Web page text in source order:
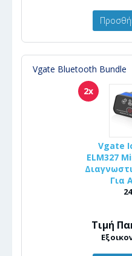
Vgate Bluetooth Bundle
2x
Vgate
ELM327
Για
Τιμή